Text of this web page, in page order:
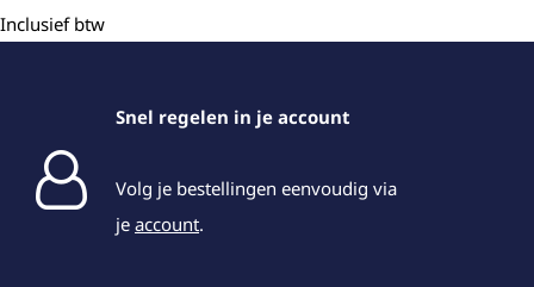
Inclusief btw
Snel regelen in je account
Volg je bestellingen eenvoudig via
je account.